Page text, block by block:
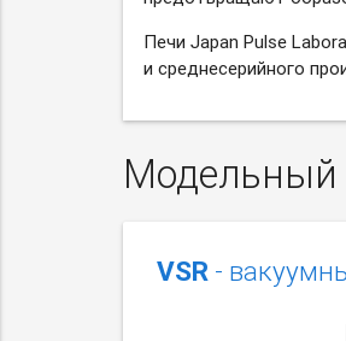
Печи Japan Pulse
и среднесерийного
Модельный
VSR -